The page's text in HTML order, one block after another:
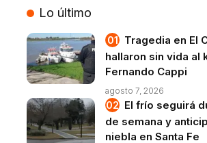
Lo último
Tragedia en El
hallaron sin vida al
Fernando Cappi
agosto 7, 2026
El frío seguirá
de semana y
niebla en Santa Fe